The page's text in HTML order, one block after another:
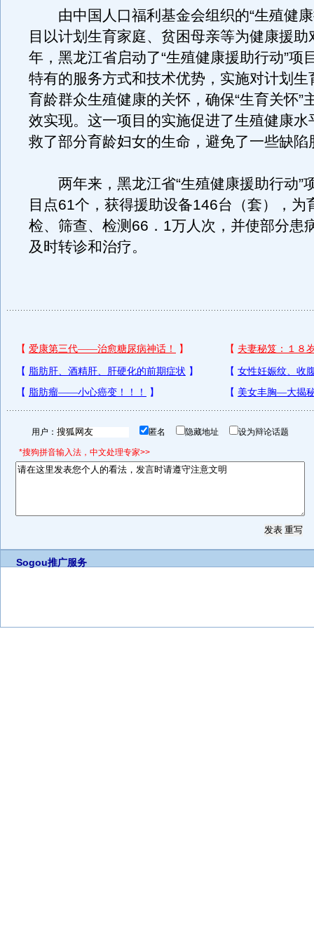
由中国人口福利基金会组织的“生殖健康
目以计划生育家庭、贫困母亲等为健康援
年，黑龙江省启动了“生殖健康援助行动”项
特有的服务方式和技术优势，实施对计划生
育龄群众生殖健康的关怀，确保“生育关怀”
效实现。这一项目的实施促进了生殖健康水
救了部分育龄妇女的生命，避免了一些缺陷
两年来，黑龙江省“生殖健康援助行动”
目点61个，获得援助设备146台（套），为
检、筛查、检测66．1万人次，并使部分患
及时转诊和治疗。
用户： 匿名 隐藏地址 设为辩论话题
*搜狗拼音输入法，中文处理专家>>
Sogou推广服务